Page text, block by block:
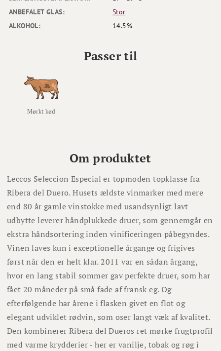
ANBEFALET GLAS:
Stor
ALKOHOL:
14.5%
Passer til
Mørkt kød
Om produktet
Leccos Seleccíon Especial er topmoden topklasse fra
Ribera del Duero. Husets ældste vinmarker med mere
end 80 år gamle vinstokke med usandsynligt lavt
udbytte leverer håndplukkede druer, som gennemgår en
ekstra håndsortering inden vinificeringen påbegyndes.
Vinen laves kun i exceptionelle årgange og frigives
først når den er helt klar. 2011 var en sådan årgang,
hvor en lang stabil sommer gav perfekte druer, som har
fået 20 måneder på små fade af fransk eg. Og
efterfølgende har årene i flasken givet en flot og
elegant udviklet rødvin, som oser langt væk af kvalitet.
Den kombinerer Ribera del Dueros ret mørke frugtprofil
med varme krydderier - her er vanilje, tobak og røg i